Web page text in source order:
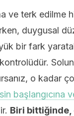
ve terk edilme
duygusal
bir fark
o kadar
başlangıcına
Biri bittiğinde,